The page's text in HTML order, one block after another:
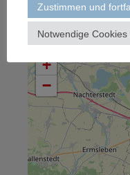
+
−
Zustimmen und
Notwendige